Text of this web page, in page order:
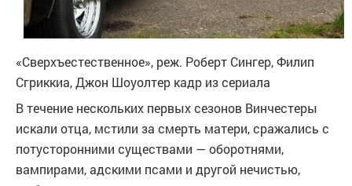
«Сверхъестественное», реж. Роберт Сингер, Филип
Сгриккиа, Джон Шоуолтер кадр из сериала
В течение нескольких первых сезонов Винчестеры
искали отца, мстили за смерть матери, сражались с
потусторонними существами — оборотнями,
вампирами, адскими псами и другой нечистью,